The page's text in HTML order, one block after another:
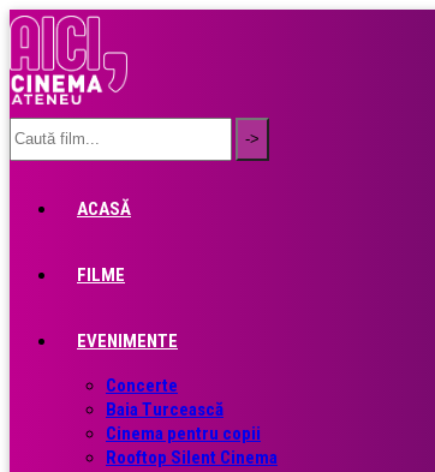
ACASĂ
FILME
EVENIMENTE
Concerte
Baia Turcească
Cinema pentru copii
Rooftop Silent Cinema